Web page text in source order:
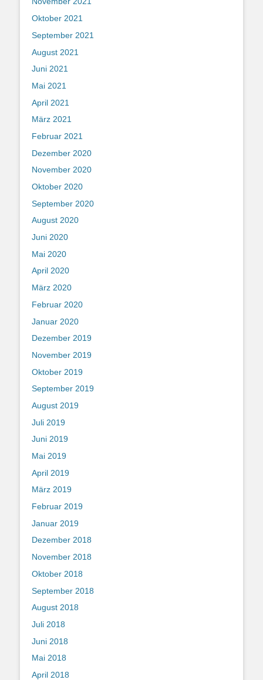
Oktober 2021
September 2021
August 2021
Juni 2021
Mai 2021
April 2021
März 2021
Februar 2021
Dezember 2020
November 2020
Oktober 2020
September 2020
August 2020
Juni 2020
Mai 2020
April 2020
März 2020
Februar 2020
Januar 2020
Dezember 2019
November 2019
Oktober 2019
September 2019
August 2019
Juli 2019
Juni 2019
Mai 2019
April 2019
März 2019
Februar 2019
Januar 2019
Dezember 2018
November 2018
Oktober 2018
September 2018
August 2018
Juli 2018
Juni 2018
Mai 2018
April 2018